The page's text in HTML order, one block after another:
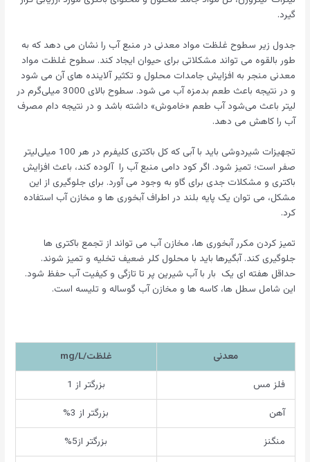
گیرد.
جدول زیر سطوح غلظت مواد معدنی در منبع آب را نشان می دهد که به
طور بالقوه می تواند مشکلاتی برای حیوان ایجاد کند. سطوح غلظت مواد
معدنی منجر به افزایش جامدات محلول و تکثیر آلاینده های آن می شود
و در نتیجه باعث طعم بدمزه آب می شود. سطوح بالای 3000 میلی‌گرم در
لیتر باعث می‌شود آب طعم «خاموش» داشته باشد و در نتیجه دام مصرف
آب را کاهش می دهد.
تجهیزات شیردوشی باید با آبی که کل باکتری کلیفرم در هر 100 میلی‌لیتر
صفر است؛ تمیز شود. اگر کود دامی منبع آب را آلوده کند، باعث افزایش
باکتری و مشکلات جدی برای گاو به وجود می آورد. برای جلوگیری از این
مشکل، می توان یک پایه بلند در اطراف آبخوری ها و مخازن آب استفاده
کرد.
تمیز کردن مکرر آبخوری ها، مخازن آب می تواند از تجمع باکتری ها
جلوگیری کند. آبگیرها باید با محلول کلر ضعیف تخلیه و تمیز شوند.
حداقل هفته ای یک بار با آب شیرین پر تا تازگی و کیفیت آب حفظ شود.
این شامل سطل ها، کاسه ها و مخازن آب گوساله و تلیسه است.
معدنی
غلظت/mg/L
فلز مس
بزرگتر از 1
آهن
بزرگتر از 3%
منگنز
بزرگتر از5%